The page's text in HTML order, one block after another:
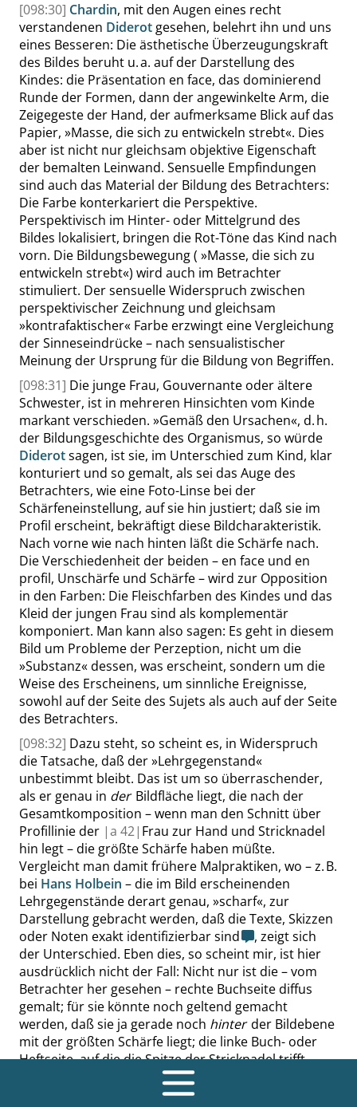
[098:30] Chardin, mit den Augen eines recht
verstandenen Diderot gesehen, belehrt ihn und uns
eines Besseren: Die ästhetische Überzeugungskraft
des Bildes beruht u. a. auf der Darstellung des
Kindes: die Präsentation en face, das dominierend
Runde der Formen, dann der angewinkelte Arm, die
Zeigegeste der Hand, der aufmerksame Blick auf das
Papier, »Masse, die sich zu entwickeln strebt«. Dies
aber ist nicht nur gleichsam objektive Eigenschaft
der bemalten Leinwand. Sensuelle Empfindungen
sind auch das Material der Bildung des Betrachters:
Die Farbe konterkariert die Perspektive.
Perspektivisch im Hinter- oder Mittelgrund des
Bildes lokalisiert, bringen die Rot-Töne das Kind nach
vorn. Die Bildungsbewegung ( »Masse, die sich zu
entwickeln strebt«) wird auch im Betrachter
stimuliert. Der sensuelle Widerspruch zwischen
perspektivischer Zeichnung und gleichsam
»kontrafaktischer« Farbe erzwingt eine Vergleichung
der Sinneseindrücke – nach sensualistischer
Meinung der Ursprung für die Bildung von Begriffen.
[098:31] Die junge Frau, Gouvernante oder ältere
Schwester, ist in mehreren Hinsichten vom Kinde
markant verschieden. »Gemäß den Ursachen«, d. h.
der Bildungsgeschichte des Organismus, so würde
Diderotsagen, ist sie, im Unterschied zum Kind, klar
konturiert und so gemalt, als sei das Auge des
Betrachters, wie eine Foto-Linse bei der
Schärfeneinstellung, auf sie hin justiert; daß sie im
Profil erscheint, bekräftigt diese Bildcharakteristik.
Nach vorne wie nach hinten läßt die Schärfe nach.
Die Verschiedenheit der beiden – en face und en
profil, Unschärfe und Schärfe – wird zur Opposition
in den Farben: Die Fleischfarben des Kindes und das
Kleid der jungen Frau sind als komplementär
komponiert. Man kann also sagen: Es geht in diesem
Bild um Probleme der Perzeption, nicht um die
»Substanz«dessen, was erscheint, sondern um die
Weise des Erscheinens, um sinnliche Ereignisse,
sowohl auf der Seite des Sujets als auch auf der Seite
des Betrachters.
[098:32] Dazu steht, so scheint es, in Widerspruch
die Tatsache, daß der»Lehrgegenstand«
unbestimmt bleibt. Das ist um so überraschender,
als er genau in derBildfläche liegt, die nach der
Gesamtkomposition – wenn man den Schnitt über
Profillinie der |a 42| Frau zur Hand und Stricknadel
hin legt – die größte Schärfe haben müßte.
Vergleicht man damit frühere Malpraktiken, wo – z. B.
bei Hans Holbein – die im Bild erscheinenden
Lehrgegenstände derart genau, »scharf«, zur
Darstellung gebracht werden, daß die Texte, Skizzen
oder Noten exakt identifizierbar sind
, zeigt sich
der Unterschied. Eben dies, so scheint mir, ist hier
ausdrücklich nicht der Fall: Nicht nur ist die – vom
Betrachter her gesehen – rechte Buchseite diffus
gemalt; für sie könnte noch geltend gemacht
werden, daß sie ja gerade noch hinterder Bildebene
mit der größten Schärfe liegt; die linke Buch- oder
Heftseite, auf die die Spitze der Stricknadel trifft
(zeigt sie, oder drückt sie die Seiten nur nieder?), ist
gar nicht erkennbar; erkennbar – und zwar scharf,